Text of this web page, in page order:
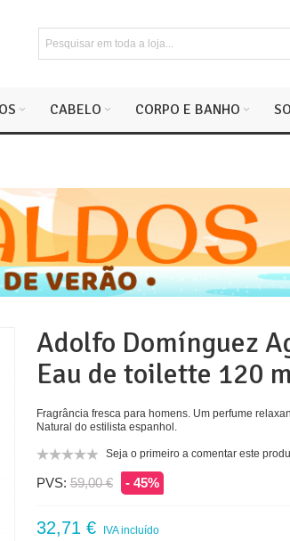
CABELO CORPO E BANHO
Adolfo Domínguez
Eau de toilette 120
Fragrância fresca para homens. Um perfume
Natural do estilista espanhol.
Seja o primeiro a comentar este
PVS: 59,00 € - 45%
32,71 € IVA incluído